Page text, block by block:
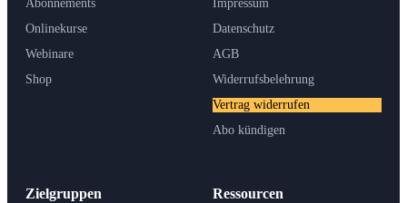
Abonnements
Onlinekurse
Webinare
Shop
Zielgruppen Ressourcen
Impressum
Datenschutz
AGB
Widerrufsbelehrung
Vertrag widerrufen
Abo kündigen